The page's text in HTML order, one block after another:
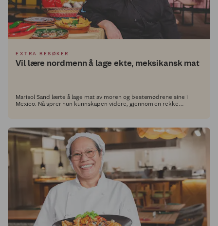
EXTRA BESØKER
Vil lære nordmenn å lage ekte, meksikansk mat
Marisol Sand lærte å lage mat av moren og bestemødrene sine i
Mexico. Nå sprer hun kunnskapen videre, gjennom en rekke